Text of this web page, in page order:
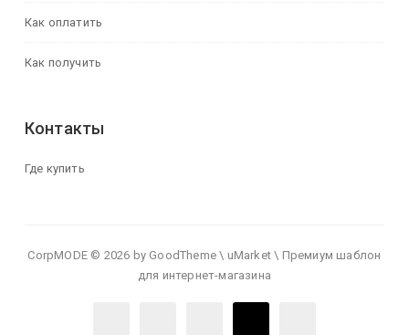
Как оплатить
Как получить
Контакты
Где купить
CorpMODE © 2026 by GoodTheme \ uMarket \ Премиум шаблон
для интернет-магазина